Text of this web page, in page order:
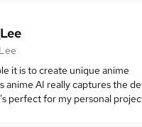
it is to create unique anime
anime AI really captures the
perfect for my personal